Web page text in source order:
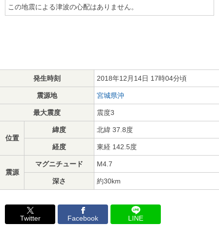
この地震による津波の心配はありません。
発生時刻 2018年12月14日 17時04分頃
震源地 宮城県沖
最大震度 震度3
位置
緯度 北緯 37.8度
経度 東経 142.5度
震源
マグニチュード M4.7
深さ 約30km
Twitter Facebook LINE